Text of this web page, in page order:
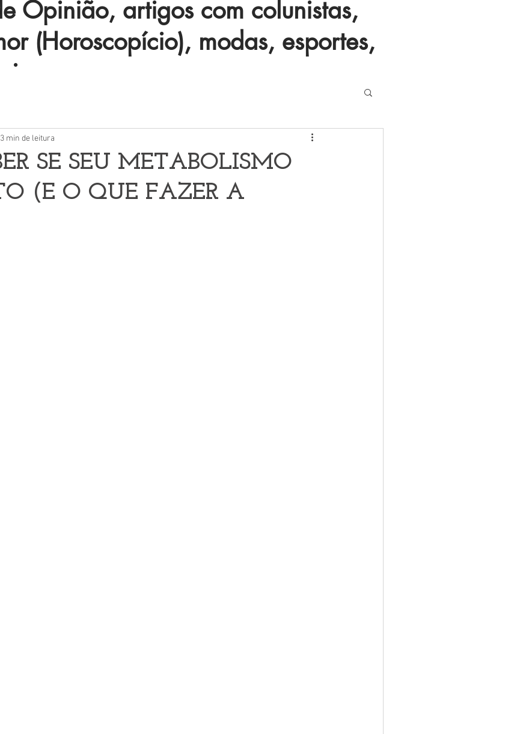
Opinião, artigos com colunistas,
(Horoscopício), modas, esportes,
SE SEU METABOLISMO
(E O QUE FAZER A
3 min de leitura